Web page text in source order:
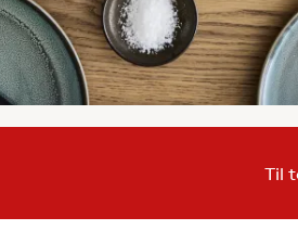
Til